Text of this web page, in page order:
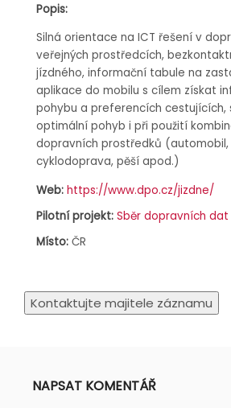
Popis:
Silná orientace na ICT řešení v
veřejných prostředcích,
jízdného, informační tabule na
aplikace do mobilu s cílem získat
pohybu a preferencích cestujících,
optimální pohyb i při použití
dopravních prostředků (automobil,
cyklodoprava, pěší apod.)
Web: https://www.dpo.cz/jizdne/
Pilotní projekt: Sběr dopravních dat
Místo: ČR
NAPSAT KOMENTÁŘ